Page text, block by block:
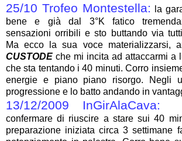
25/10 Trofeo Montestella:
la
bene e già dal 3°K fatico
sensazioni orribili e sto buttando via
Ma ecco la sua voce materializzarsi,
CUSTODE che mi incita ad attaccarmi a
che sta tentando i 40 minuti. Corro
energie e piano piano risorgo. Negli
progressione e lo batto andando in
13/12/2009 InGirAlaCava:
confermare di riuscire a stare sui 40
preparazione iniziata circa 3 settimane